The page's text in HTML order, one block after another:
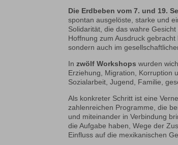
Die Erdbeben vom 7. und 19.
spontan ausgelöste, starke und
Solidarität, die das wahre
Hoffnung zum Ausdruck
sondern auch im
Inzwölf Workshops wurden
Erziehung, Migration, Korruption
Sozialarbeit, Jugend, Familie,
Als konkreter Schritt ist eine
zahlenreichen Programme, die
und miteinander in Verbindung
die Aufgabe haben, Wege der
Einfluss auf die mexikanischen